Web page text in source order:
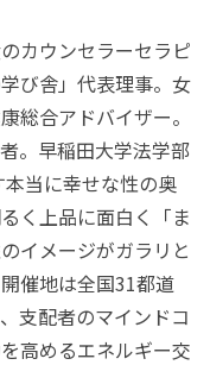
カウンセラーセラピ
び舎」代表理事。女
総合アドバイザー。
。早稲田大学法学部
当に幸せな性の奥
く上品に面白く「ま
イメージがガラリと
催地は全国31都道
支配者のマインドコ
高めるエネルギー交